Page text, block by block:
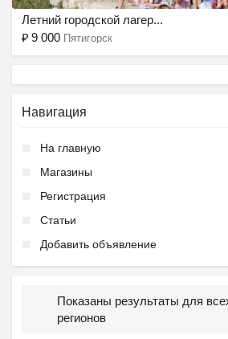
Летний городской лагер...
₽ 9 000 Пятигорск
Подготовка к школе ОБР...
Навигация
На главную
Магазины
Регистрация
Статьи
Добавить объявление
Показаны результаты для
регионов